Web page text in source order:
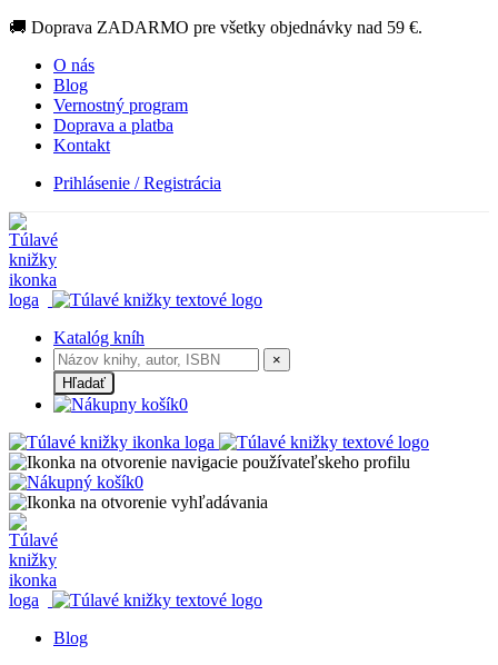
🚚 Doprava ZADARMO pre všetky objednávky nad 59 €.
O nás
Blog
Vernostný program
Doprava a platba
Kontakt
Prihlásenie / Registrácia
Katalóg kníh
×
Hľadať
0
0
Blog